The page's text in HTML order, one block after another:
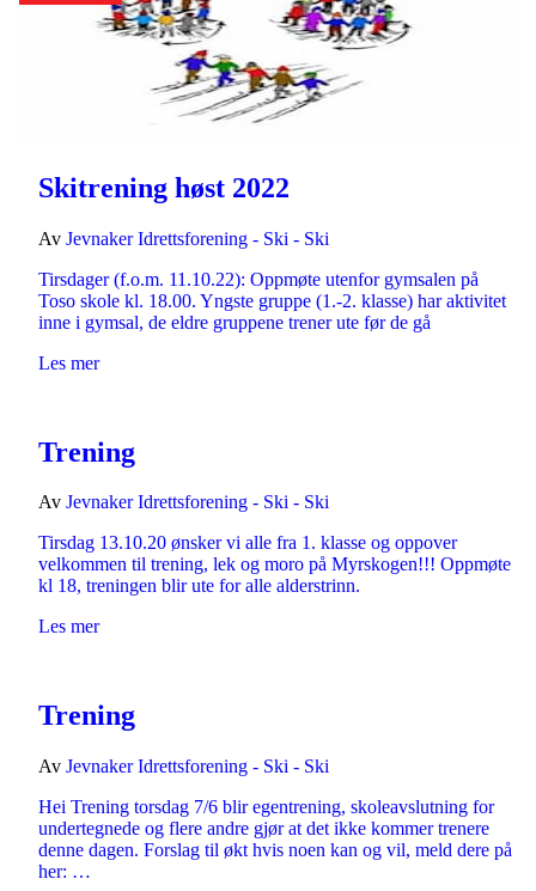
Skitrening høst 2022
Av Jevnaker Idrettsforening - Ski - Ski
Tirsdager (f.o.m. 11.10.22): Oppmøte utenfor gymsalen på
Toso skole kl. 18.00. Yngste gruppe (1.-2. klasse) har aktivitet
inne i gymsal, de eldre gruppene trener ute før de gå
Les mer
Trening
Av Jevnaker Idrettsforening - Ski - Ski
Tirsdag 13.10.20 ønsker vi alle fra 1. klasse og oppover
velkommen til trening, lek og moro på Myrskogen!!! Oppmøte
kl 18, treningen blir ute for alle alderstrinn.
Les mer
Trening
Av Jevnaker Idrettsforening - Ski - Ski
Hei Trening torsdag 7/6 blir egentrening, skoleavslutning for
undertegnede og flere andre gjør at det ikke kommer trenere
denne dagen. Forslag til økt hvis noen kan og vil, meld dere på
her: …